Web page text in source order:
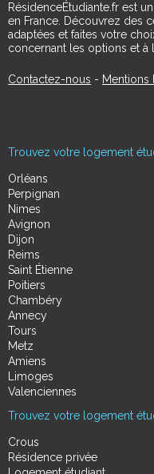
RésidenceÉtudiante.fr est
en France. Découvrez des
adaptées et faites votre
concernant les options et à
Contactez-nous - Mentions
Trouvez votre logement
Orléans
Perpignan
Nimes
Avignon
Dijon
Reims
Saint Étienne
Poitiers
Chambéry
Annecy
Tours
Metz
Amiens
Limoges
Valenciennes
Trouvez votre logement
Crous
Résidence privée